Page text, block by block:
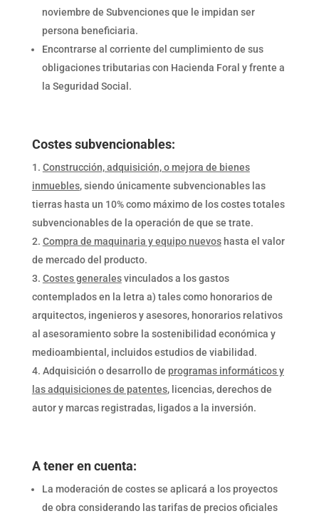
noviembre de Subvenciones que le impidan ser
persona beneficiaria.
Encontrarse al corriente del cumplimiento de sus
obligaciones tributarias con Hacienda Foral y frente a
la Seguridad Social.
Costes subvencionables:
Construcción, adquisición, o mejora de bienes
inmuebles, siendo únicamente subvencionables las
tierras hasta un 10% como máximo de los costes totales
subvencionables de la operación de que se trate.
Compra de maquinaria y equipo nuevoshasta el valor
de mercado del producto.
Costes generalesvinculados a los gastos
contemplados en la letra a) tales como honorarios de
arquitectos, ingenieros y asesores, honorarios relativos
al asesoramiento sobre la sostenibilidad económica y
medioambiental, incluidos estudios de viabilidad.
Adquisición o desarrollo de programas informáticos y
las adquisiciones de patentes, licencias, derechos de
autor y marcas registradas, ligados a la inversión.
A tener en cuenta:
La moderación de costes se aplicará a los proyectos
de obra considerando las tarifas de precios oficiales